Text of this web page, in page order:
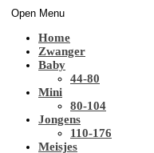
Open Menu
Home
Zwanger
Baby
44-80
Mini
80-104
Jongens
110-176
Meisjes